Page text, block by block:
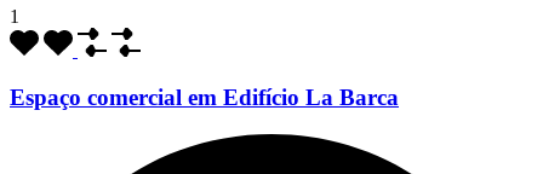
1
Espaço comercial em Edifício La Barca